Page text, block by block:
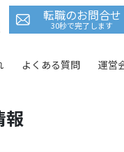
転職のお問合せ
30秒で完了します
よくある質問 運営
報